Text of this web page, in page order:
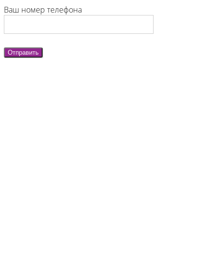
Ваш номер телефона
Отправить